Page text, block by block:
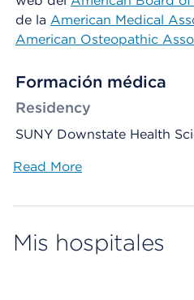
de la American Medical
American Osteopathic
Formación médica
Residency
SUNY Downstate Health
Read More
Mis hospitales